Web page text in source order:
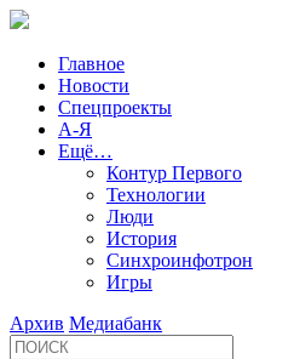
Главное
Новости
Спецпроекты
А-Я
Ещё…
Контур Первого
Технологии
Люди
История
Синхроинфотрон
Игры
Архив Медиабанк